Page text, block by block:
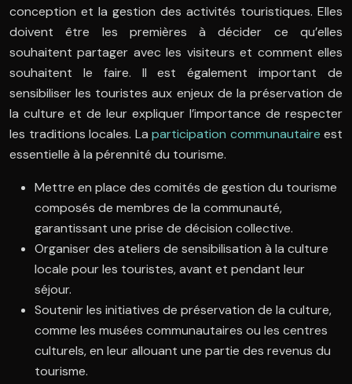
conception et la gestion des activités touristiques. Elles
doivent être les premières à décider ce qu’elles
souhaitent partager avec les visiteurs et comment elles
souhaitent le faire. Il est également important de
sensibiliser les touristes aux enjeux de la préservation de
la culture et de leur expliquer l’importance de respecter
les traditions locales. La participation communautaire est
essentielle à la pérennité du tourisme.
Mettre en place des comités de gestion du tourisme
composés de membres de la communauté,
garantissant une prise de décision collective.
Organiser des ateliers de sensibilisation à la culture
locale pour les touristes, avant et pendant leur
séjour.
Soutenir les initiatives de préservation de la culture,
comme les musées communautaires ou les centres
culturels, en leur allouant une partie des revenus du
tourisme.